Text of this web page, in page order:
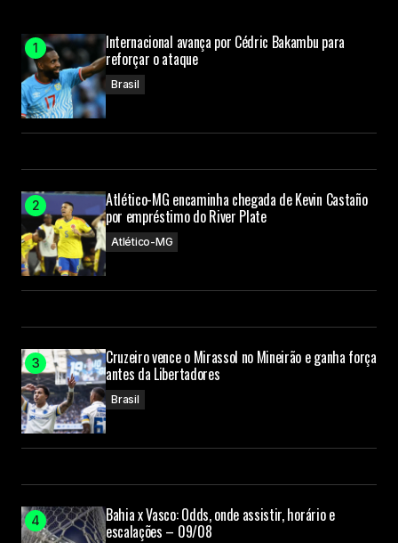
Internacional avança por Cédric Bakambu para
reforçar o ataque
Brasil
Atlético-MG encaminha chegada de Kevin Castaño
por empréstimo do River Plate
Atlético-MG
Cruzeiro vence o Mirassol no Mineirão e ganha força
antes da Libertadores
Brasil
Bahia x Vasco: Odds, onde assistir, horário e
escalações – 09/08